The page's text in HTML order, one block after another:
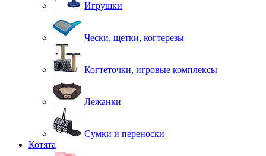
Игрушки
Чески, щетки, когтерезы
Когтеточки, игровые комплексы
Лежанки
Сумки и переноски
Котята